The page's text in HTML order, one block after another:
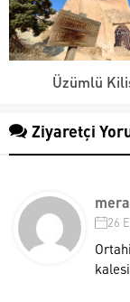
Üzümlü
Ziyaretçi
26